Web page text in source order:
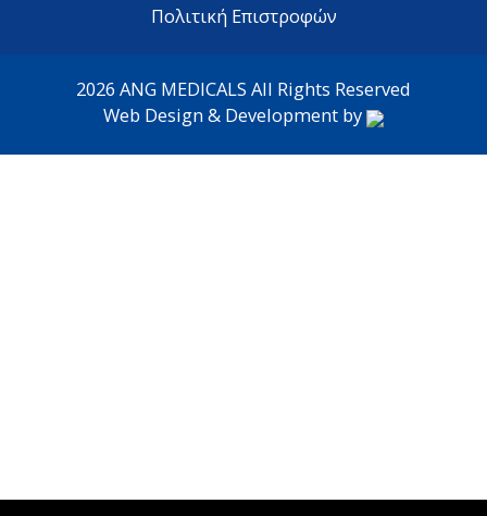
Πολιτική Επιστροφών
2026 ANG MEDICALS All Rights Reserved
Web Design & Development by